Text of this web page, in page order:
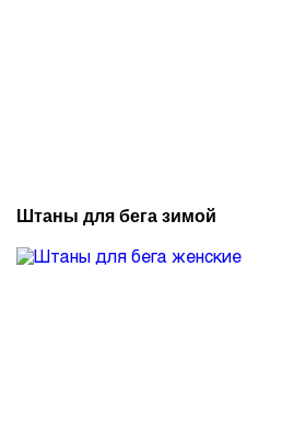
Штаны для бега зимой